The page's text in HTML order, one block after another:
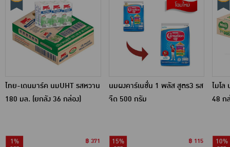
ไทย-เดนมาร์ค นมUHT รสหวาน
180 มล. (ยกลัง 36 กล่อง)
1%
฿ 371
นมผงคาร์เนชั่น 1 พลัส สูตร3 รส
จืด 500 กรัม
15%
฿ 115
ไมโล
48 ก
10%